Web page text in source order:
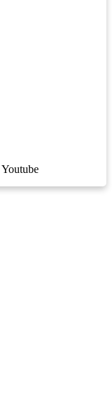
Youtube